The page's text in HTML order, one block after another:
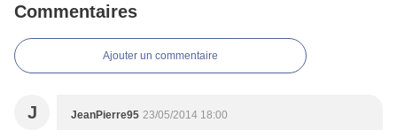
Commentaires
Ajouter un commentaire
J JeanPierre95 23/05/2014 18:00